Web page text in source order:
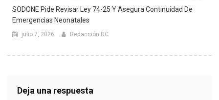
SODONE Pide Revisar Ley 74-25 Y Asegura Continuidad De
Emergencias Neonatales
julio 7, 2026 Redacción DC
Deja una respuesta